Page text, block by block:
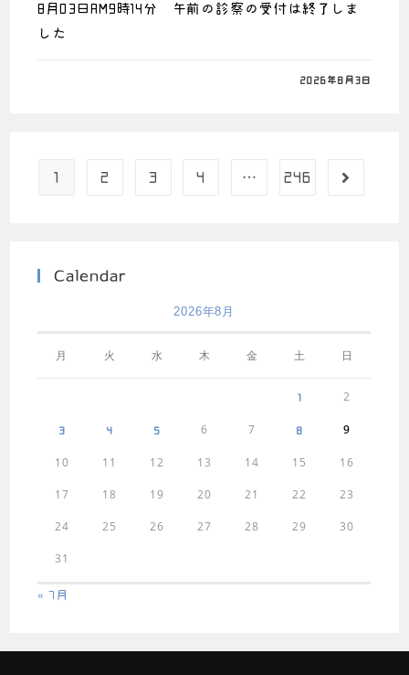
8月03日AM9時14分 午前の診察の受付は終了しま
した
2026年8月3日
1 2 3 4 … 246
Calendar
2026年8月
月 火 水 木 金 土 日
1 2
3 4 5 6 7 8 9
10 11 12 13 14 15 16
17 18 19 20 21 22 23
24 25 26 27 28 29 30
31
« 7月